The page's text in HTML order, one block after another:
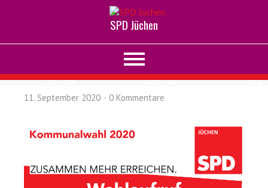
SPD Jüchen
11. September 2020 0 Kommentare